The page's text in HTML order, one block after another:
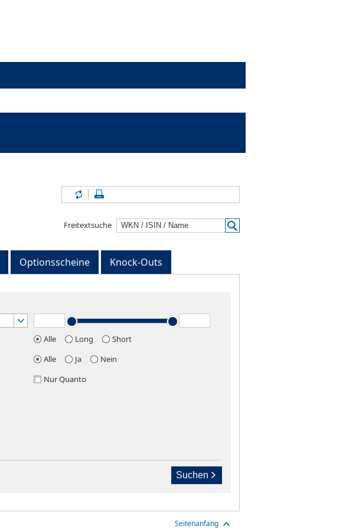
Inhalte aktualisieren
Freitextsuche
Optionsscheine Knock-Outs
Alle Long
Short
Alle Ja
Nein
Nur Quanto
Suchen
Seitenanfang